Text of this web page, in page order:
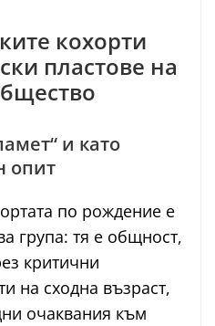
кохорти
пластове на
и като
опит
по рождение е
група: тя е общност,
критични
на сходна възраст,
очаквания към